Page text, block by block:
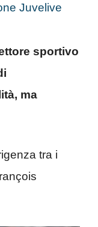
Juvelive
sportivo
ma
tra i